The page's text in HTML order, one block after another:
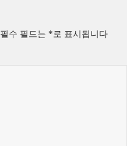
필수 필드는 *로 표시됩니다